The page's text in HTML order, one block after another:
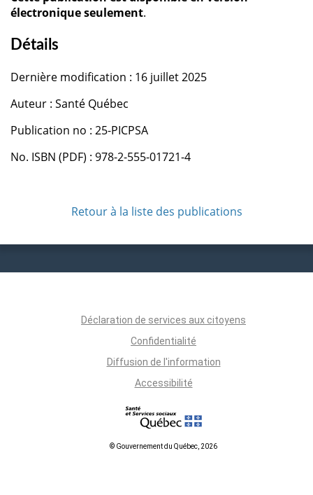
électronique seulement.
Détails
Dernière modification : 16 juillet 2025
Auteur : Santé Québec
Publication no : 25-PICPSA
No. ISBN (PDF) : 978-2-555-01721-4
Retour à la liste des publications
Déclaration de services aux citoyens
Confidentialité
Diffusion de l'information
Accessibilité
© Gouvernement du Québec, 2026